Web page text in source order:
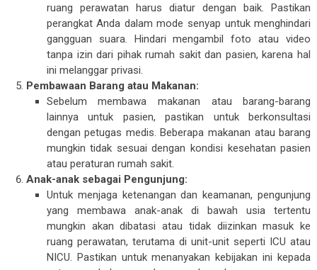
ruang perawatan harus diatur dengan baik. Pastikan
perangkat Anda dalam mode senyap untuk menghindari
gangguan suara. Hindari mengambil foto atau video
tanpa izin dari pihak rumah sakit dan pasien, karena hal
ini melanggar privasi.
Pembawaan Barang atau Makanan:
Sebelum membawa makanan atau barang-barang
lainnya untuk pasien, pastikan untuk berkonsultasi
dengan petugas medis. Beberapa makanan atau barang
mungkin tidak sesuai dengan kondisi kesehatan pasien
atau peraturan rumah sakit.
Anak-anak sebagai Pengunjung:
Untuk menjaga ketenangan dan keamanan, pengunjung
yang membawa anak-anak di bawah usia tertentu
mungkin akan dibatasi atau tidak diizinkan masuk ke
ruang perawatan, terutama di unit-unit seperti ICU atau
NICU. Pastikan untuk menanyakan kebijakan ini kepada